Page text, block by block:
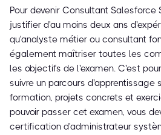
Pour devenir Consultant Salesforce
justifier d'au moins deux ans
qu'analyste métier ou consultant
également maîtriser toutes les
les objectifs de l'examen. C'est
suivre un parcours d'apprentissage
formation, projets concrets et
pouvoir passer cet examen, vous
certification d'administrateur